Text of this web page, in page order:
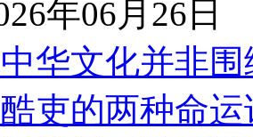
年06月26日
华文化并非
吏的两种命